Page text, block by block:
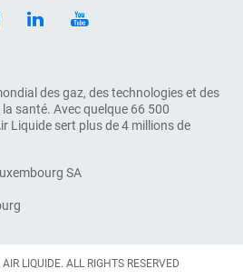
des gaz, des technologies et des
santé. Avec quelque 66 500
Liquide sert plus de 4 millions de
SA
LIQUIDE. ALL RIGHTS RESERVED